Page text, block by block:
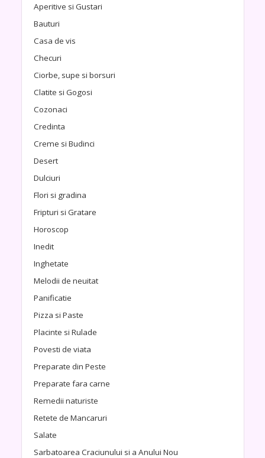
Aperitive si Gustari
Bauturi
Casa de vis
Checuri
Ciorbe, supe si borsuri
Clatite si Gogosi
Cozonaci
Credinta
Creme si Budinci
Desert
Dulciuri
Flori si gradina
Fripturi si Gratare
Horoscop
Inedit
Inghetate
Melodii de neuitat
Panificatie
Pizza si Paste
Placinte si Rulade
Povesti de viata
Preparate din Peste
Preparate fara carne
Remedii naturiste
Retete de Mancaruri
Salate
Sarbatoarea Craciunului si a Anului Nou